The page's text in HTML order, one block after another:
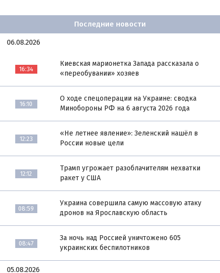
Последние новости
06.08.2026
16:34
Киевская марионетка Запада рассказала о
«переобувании» хозяев
16:10
О ходе спецоперации на Украине: сводка
Минобороны РФ на 6 августа 2026 года
12:23
«Не летнее явление»: Зеленский нашёл в
России новые цели
12:12
Трамп угрожает разоблачителям нехватки
ракет у США
08:59
Украина совершила самую массовую атаку
дронов на Ярославскую область
08:47
За ночь над Россией уничтожено 605
украинских беспилотников
05.08.2026